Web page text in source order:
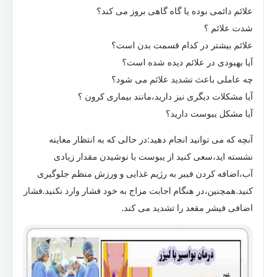
علائم دائمی بوده یا گاه گاهی بروز می کند؟
شدت علائم ؟
علائم بیشتر در کدام قسمت بدن است؟
آیا بهبودی در علائم دیده شده است؟
چه عاملی باعث تشدید علائم می شود؟
آیا مشکلات دیگری نیز دارید،مانند بیماری کرون ؟
آیا مشکل یبوست دارید؟
آنچه که می توانید انجام دهید:در حالی که به انتظار معاینه
نشسته اید،سعی کنید از یبوست با نوشیدن مقدار زیادی
آب،اضافه کردن فیبر به رژیم غذایی و ورزش منظم جلوگیری
کنید.همچنین،در هنگام اجابت مزاج به خود فشار وارد نکنید.فشار
اضافی فیشر مقعد را تشدید می کند.